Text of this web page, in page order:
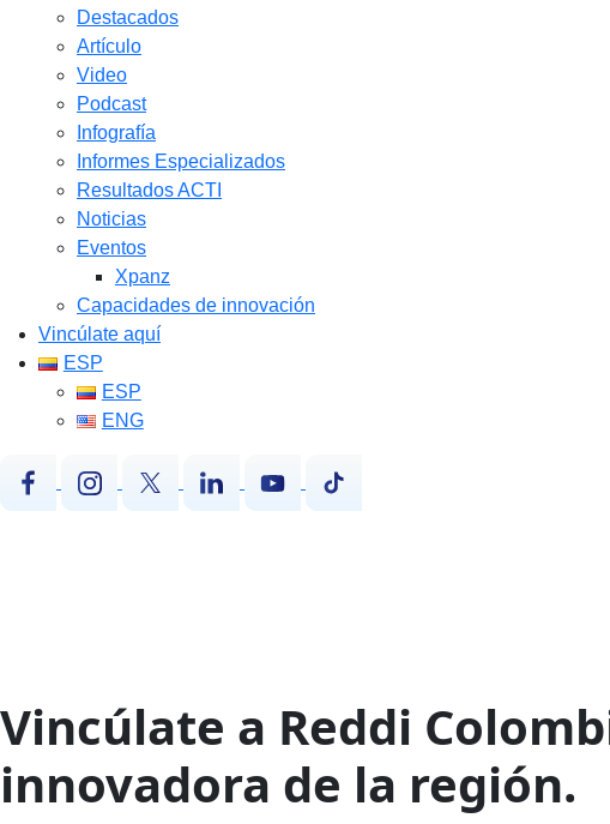
Destacados
Artículo
Video
Podcast
Infografía
Informes Especializados
Resultados ACTI
Noticias
Eventos
Xpanz
Capacidades de innovación
Vincúlate aquí
ESP
ESP
ENG
Vincúlate a Reddi
innovadora de la región.